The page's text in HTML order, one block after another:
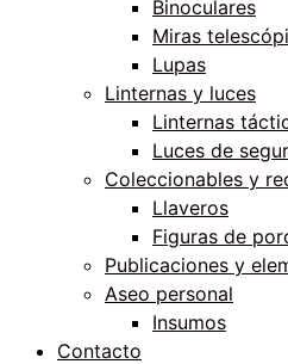
Binoculares
Miras
Lupas
Linternas y luces
Linternas
Luces de
Coleccionables y
Llaveros
Figuras de
Publicaciones y
Aseo personal
Insumos
Contacto